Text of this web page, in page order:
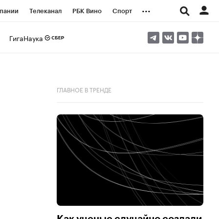
Телеканал РБК Вино Спорт ...
ГигаНаука
ГЛАВНОЕ В ТРЕНДЕ